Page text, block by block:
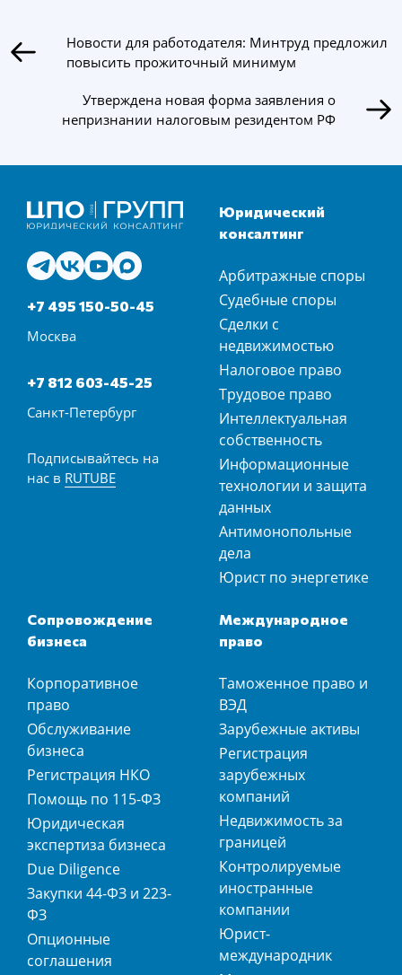
Новости для работодателя: Минтруд предложил
повысить прожиточный минимум
Утверждена новая форма заявления о
непризнании налоговым резидентом РФ
+7 495 150-50-45
Москва
+7 812 603-45-25
Санкт-Петербург
Подписывайтесь на
нас в RUTUBE
Юридический
консалтинг
Арбитражные споры
Судебные споры
Сделки с
недвижимостью
Налоговое право
Трудовое право
Интеллектуальная
собственность
Информационные
технологии и защита
данных
Антимонопольные
дела
Юрист по энергетике
Сопровождение
бизнеса
Корпоративное
право
Обслуживание
бизнеса
Регистрация НКО
Помощь по 115-ФЗ
Юридическая
экспертиза бизнеса
Due Diligence
Закупки 44-ФЗ и 223-
ФЗ
Опционные
соглашения
Международное
право
Таможенное право и
ВЭД
Зарубежные активы
Регистрация
зарубежных
компаний
Недвижимость за
границей
Контролируемые
иностранные
компании
Юрист-
международник